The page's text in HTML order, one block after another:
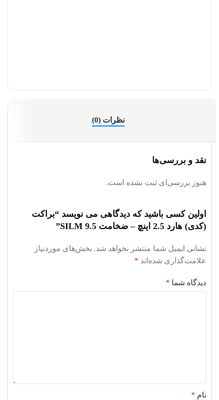
نظرات (0)
نقد و بررسی‌ها
هنوز بررسی‌ای ثبت نشده است.
اولین کسی باشید که دیدگاهی می نویسد “براکت
(کدی) هارد 2.5 اینچ – ضخامت SILM 9.5”
نشانی ایمیل شما منتشر نخواهد شد. بخش‌های موردنیاز
علامت‌گذاری شده‌اند *
دیدگاه شما *
نام *